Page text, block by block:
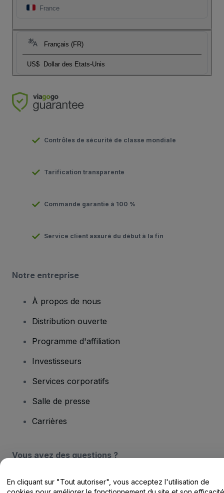
France
Français (FR)
US$ Dollar des Etats-Unis
Contrôles de sécurité de classe mondiale
Tarification transparente
Commande garantie à 100 %
Service client assuré du début à la fin
Notre entreprise
À propos de nous
Distribution ouverte
Programme d'affiliation
Investisseurs
Services corporatifs
Salle de presse
Carrières
Vous avez des questions ?
Centre d'assistance / Nous contacter
En cliquant sur "Tout autoriser", vous acceptez l'utilisation de